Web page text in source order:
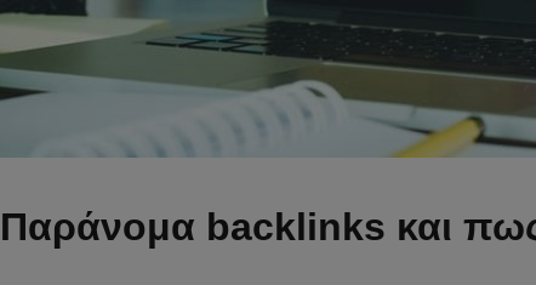
Παράνομα backlinks και